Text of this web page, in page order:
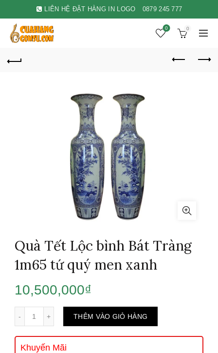
LIÊN HỆ ĐẶT HÀNG IN LOGO 0879 245 777
0 0
Quà Tết Lộc bình Bát Tràng
1m65 tứ quý men xanh
10,500,000₫
THÊM VÀO GIỎ HÀNG
Khuyến Mãi